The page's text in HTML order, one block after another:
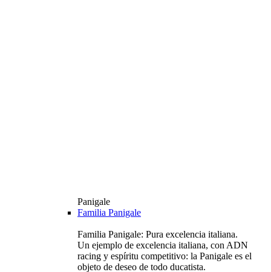
Panigale
Familia Panigale
Familia Panigale: Pura excelencia italiana.
Un ejemplo de excelencia italiana, con ADN
racing y espíritu competitivo: la Panigale es el
objeto de deseo de todo ducatista.